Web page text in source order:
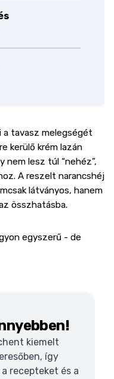
tavasz melegségét
kerülő krém lazán
nem lesz túl “nehéz”,
A reszelt narancshéj
látványos, hanem
összhatásba.
egyszerű - de
kiemelt
így
recepteket és a